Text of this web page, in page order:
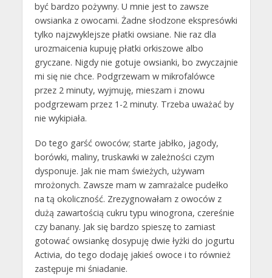
być bardzo pożywny. U mnie jest to zawsze
owsianka z owocami. Żadne słodzone ekspresówki
tylko najzwyklejsze płatki owsiane. Nie raz dla
urozmaicenia kupuję płatki orkiszowe albo
gryczane. Nigdy nie gotuje owsianki, bo zwyczajnie
mi się nie chce. Podgrzewam w mikrofalówce
przez 2 minuty, wyjmuję, mieszam i znowu
podgrzewam przez 1-2 minuty. Trzeba uważać by
nie wykipiała.
Do tego garść owoców; starte jabłko, jagody,
borówki, maliny, truskawki w zależności czym
dysponuje. Jak nie mam świeżych, używam
mrożonych. Zawsze mam w zamrażalce pudełko
na tą okoliczność. Zrezygnowałam z owoców z
dużą zawartością cukru typu winogrona, czereśnie
czy banany. Jak się bardzo spieszę to zamiast
gotować owsiankę dosypuję dwie łyżki do jogurtu
Activia, do tego dodaję jakieś owoce i to również
zastępuje mi śniadanie.